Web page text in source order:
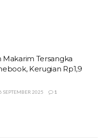
Makarim Tersangka
Kerugian Rp1,9
SEPTEMBER 2025 1